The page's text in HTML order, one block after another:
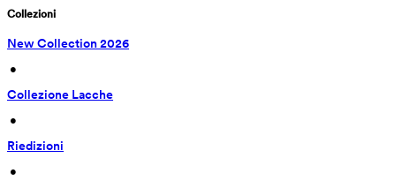
Collezioni
New Collection 2026
•
Collezione Lacche
•
Riedizioni
•